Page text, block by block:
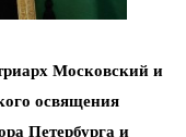
Московский и
освящения
Петербурга и